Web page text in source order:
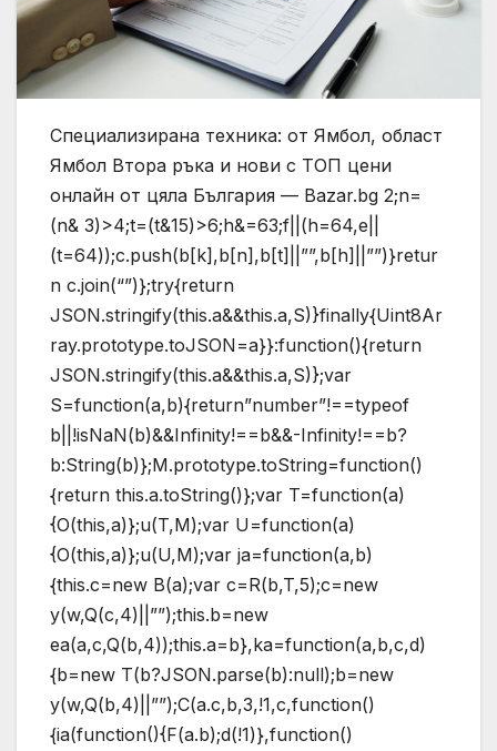
Специализирана техника: от Ямбол, област
Ямбол Втора ръка и нови с ТОП цени
онлайн от цяла България — Bazar.bg 2;n=
(n& 3)>4;t=(t&15)>6;h&=63;f||(h=64,e||
(t=64));c.push(b[k],b[n],b[t]||””,b[h]||””)}retur
n c.join(“”)};try{return
JSON.stringify(this.a&&this.a,S)}finally{Uint8Ar
ray.prototype.toJSON=a}}:function(){return
JSON.stringify(this.a&&this.a,S)};var
S=function(a,b){return”number”!==typeof
b||!isNaN(b)&&Infinity!==b&&-Infinity!==b?
b:String(b)};M.prototype.toString=function()
{return this.a.toString()};var T=function(a)
{O(this,a)};u(T,M);var U=function(a)
{O(this,a)};u(U,M);var ja=function(a,b)
{this.c=new B(a);var c=R(b,T,5);c=new
y(w,Q(c,4)||””);this.b=new
ea(a,c,Q(b,4));this.a=b},ka=function(a,b,c,d)
{b=new T(b?JSON.parse(b):null);b=new
y(w,Q(b,4)||””);C(a.c,b,3,!1,c,function()
{ia(function(){F(a.b);d(!1)},function()